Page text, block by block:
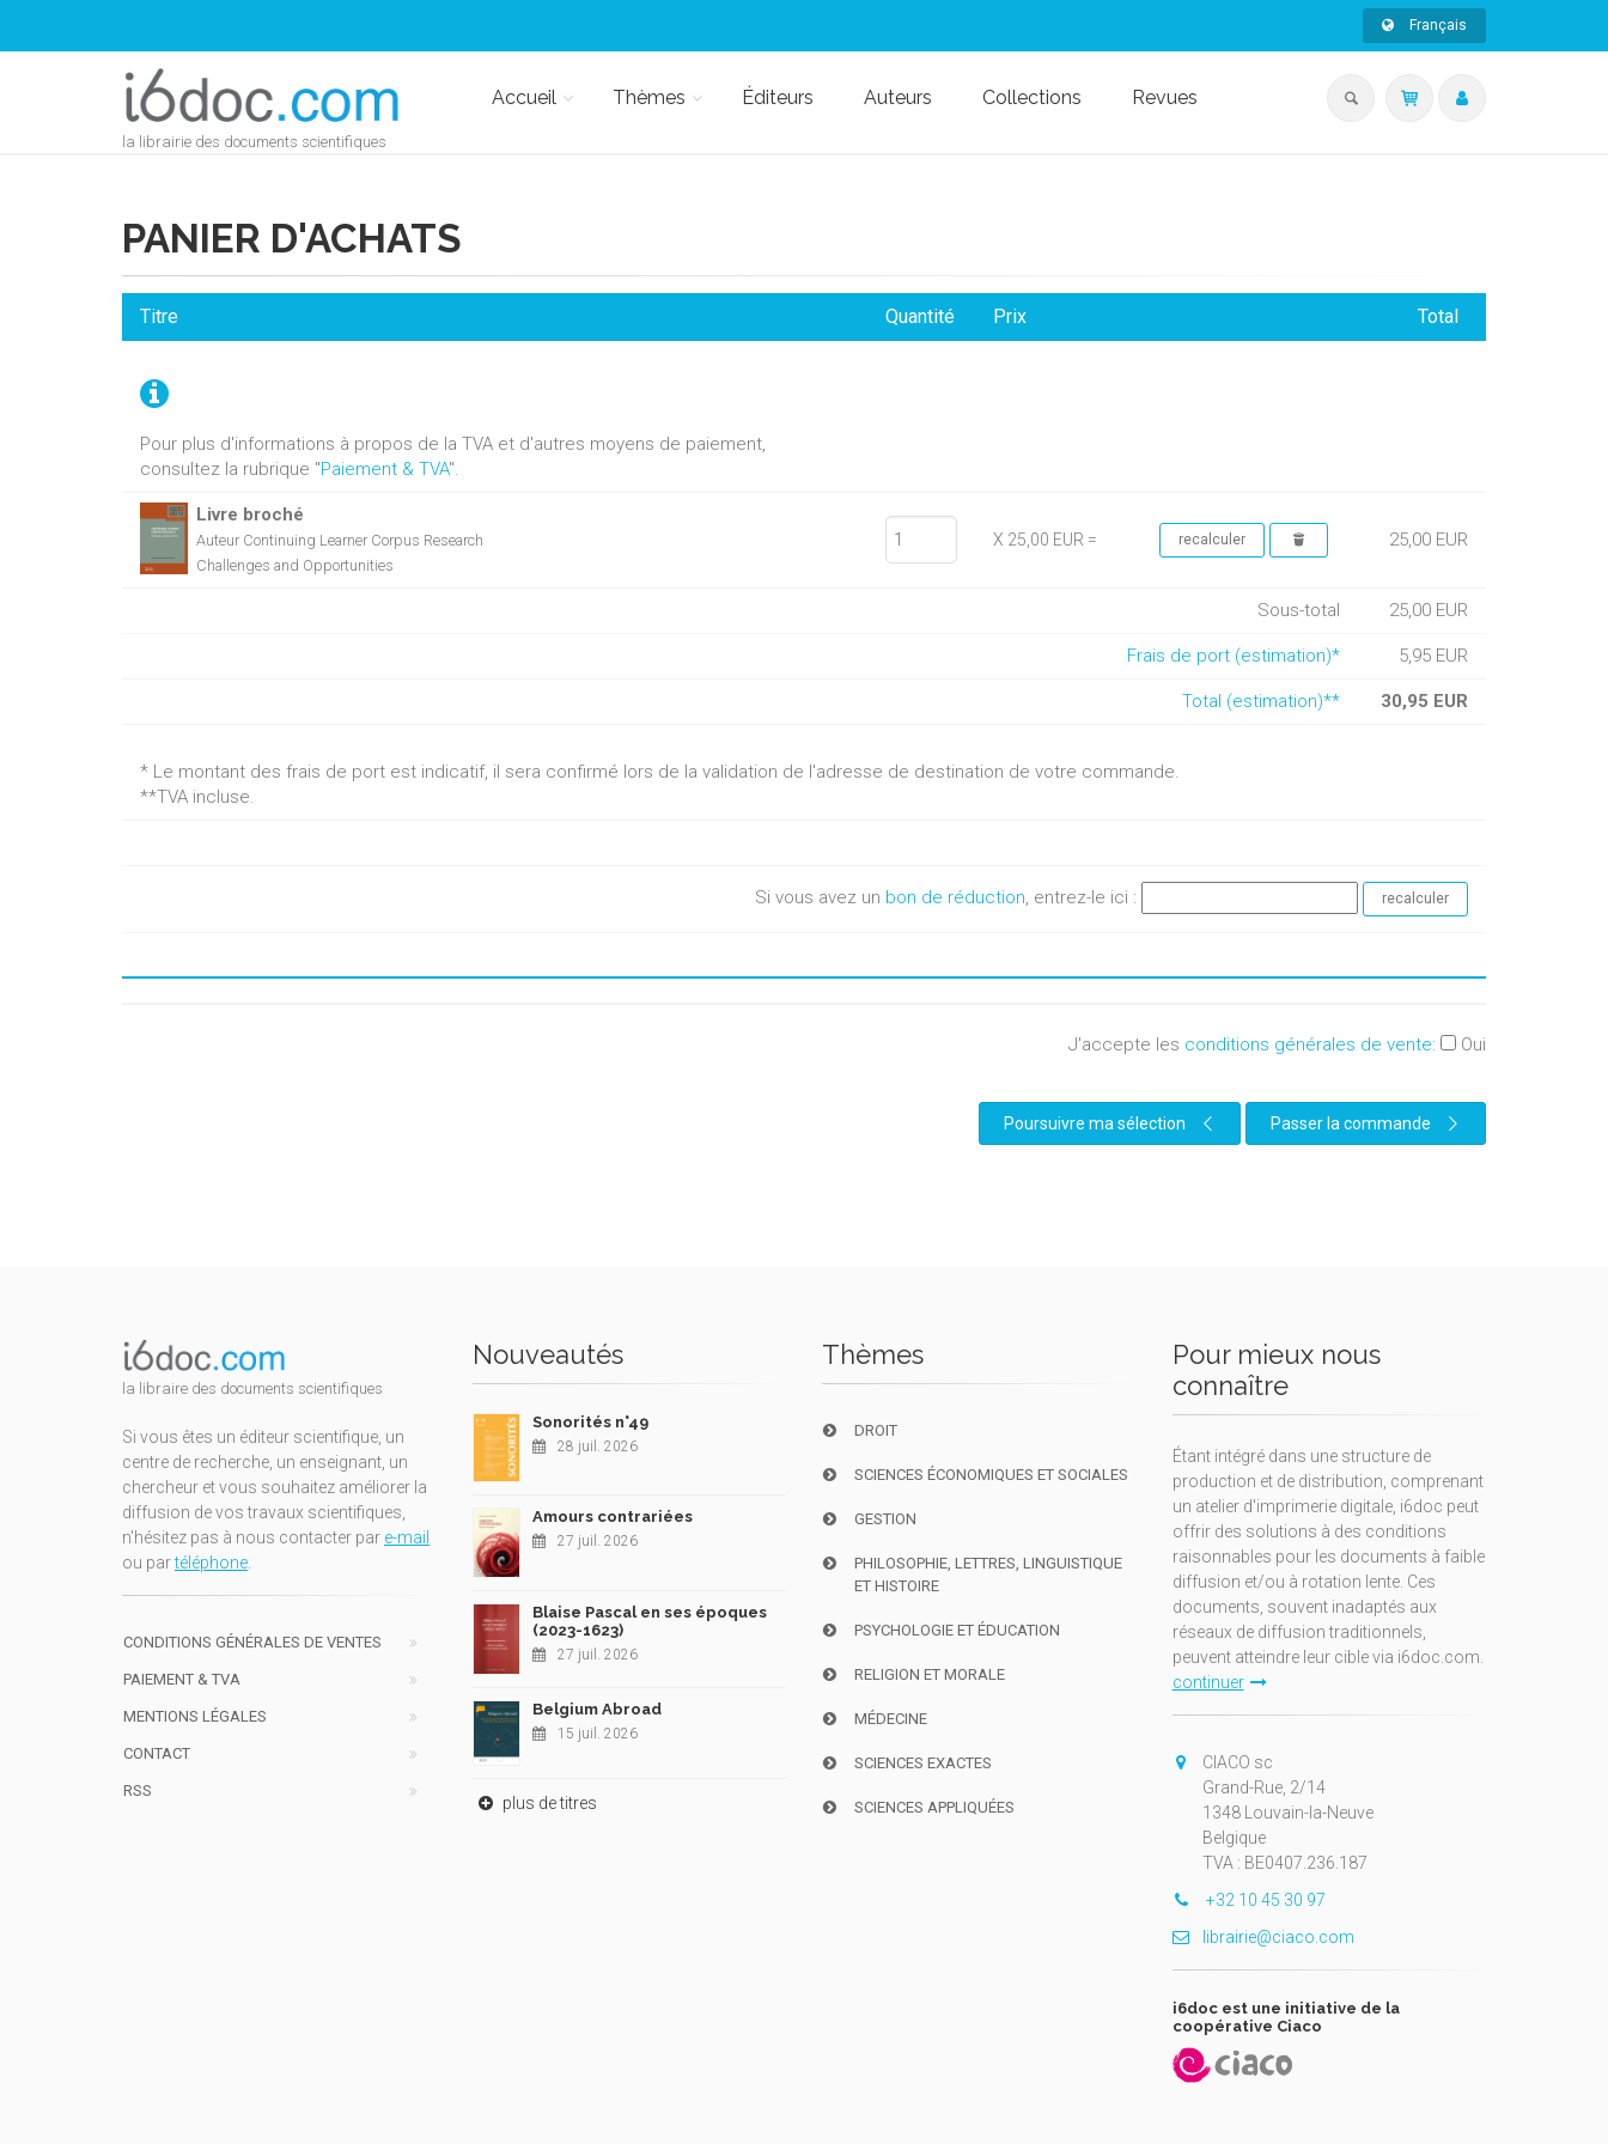
Français
la librairie des documents scientifiques
Accueil Thèmes Éditeurs Auteurs Collections Revues
PANIER D'ACHATS
Pour plus d'informations à propos de la TVA et d'autres moyens de paiement,
consultez la rubrique "Paiement & TVA".
Titre Quantité Prix Total
Livre broché
Auteur Continuing Learner Corpus Research
Challenges and Opportunities
X 25,00 EUR = 25,00 EUR
Sous-total 25,00 EUR
Frais de port (estimation)* 5,95 EUR
Total (estimation)** 30,95 EUR
* Le montant des frais de port est indicatif, il sera confirmé lors de la validation de l'adresse de destination de votre commande.
**TVA incluse.
Si vous avez un bon de réduction, entrez-le ici :
J'accepte les conditions générales de vente: Oui
Poursuivre ma sélection Passer la commande
la libraire des documents scientifiques
Si vous êtes un éditeur scientifique, un
centre de recherche, un enseignant, un
chercheur et vous souhaitez améliorer la
diffusion de vos travaux scientifiques,
n'hésitez pas à nous contacter par e-mail
ou partéléphone.
CONDITIONS GÉNÉRALES DE VENTES
PAIEMENT & TVA
MENTIONS LÉGALES
CONTACT
RSS
Nouveautés
Sonorités n°49
28 juil. 2026
Amours contrariées
27 juil. 2026
Blaise Pascal en ses époques
(2023-1623)
27 juil. 2026
Belgium Abroad
15 juil. 2026
plus de titres
Thèmes
DROIT
SCIENCES ÉCONOMIQUES ET SOCIALES
GESTION
PHILOSOPHIE, LETTRES, LINGUISTIQUE
ET HISTOIRE
PSYCHOLOGIE ET ÉDUCATION
RELIGION ET MORALE
MÉDECINE
SCIENCES EXACTES
SCIENCES APPLIQUÉES
Pour mieux nous
connaître
Étant intégré dans une structure de
production et de distribution, comprenant
un atelier d'imprimerie digitale, i6doc peut
offrir des solutions à des conditions
raisonnables pour les documents à faible
diffusion et/ou à rotation lente. Ces
documents, souvent inadaptés aux
réseaux de diffusion traditionnels,
peuvent atteindre leur cible via i6doc.com.
continuer
CIACO sc
Grand-Rue, 2/14
1348 Louvain-la-Neuve
Belgique
TVA : BE0407.236.187
+32 10 45 30 97
librairie@ciaco.com
i6doc est une initiative de la
coopérative Ciaco